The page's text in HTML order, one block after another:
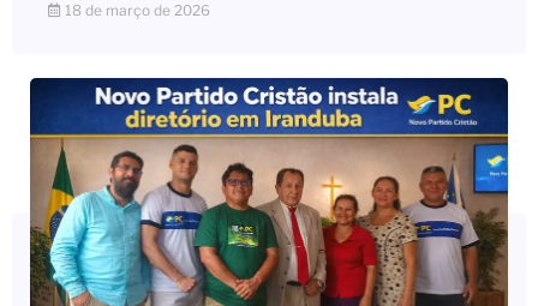
18 de março de 2026